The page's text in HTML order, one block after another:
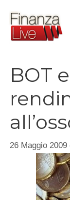
contenuto
BOT
26 Maggio 2009